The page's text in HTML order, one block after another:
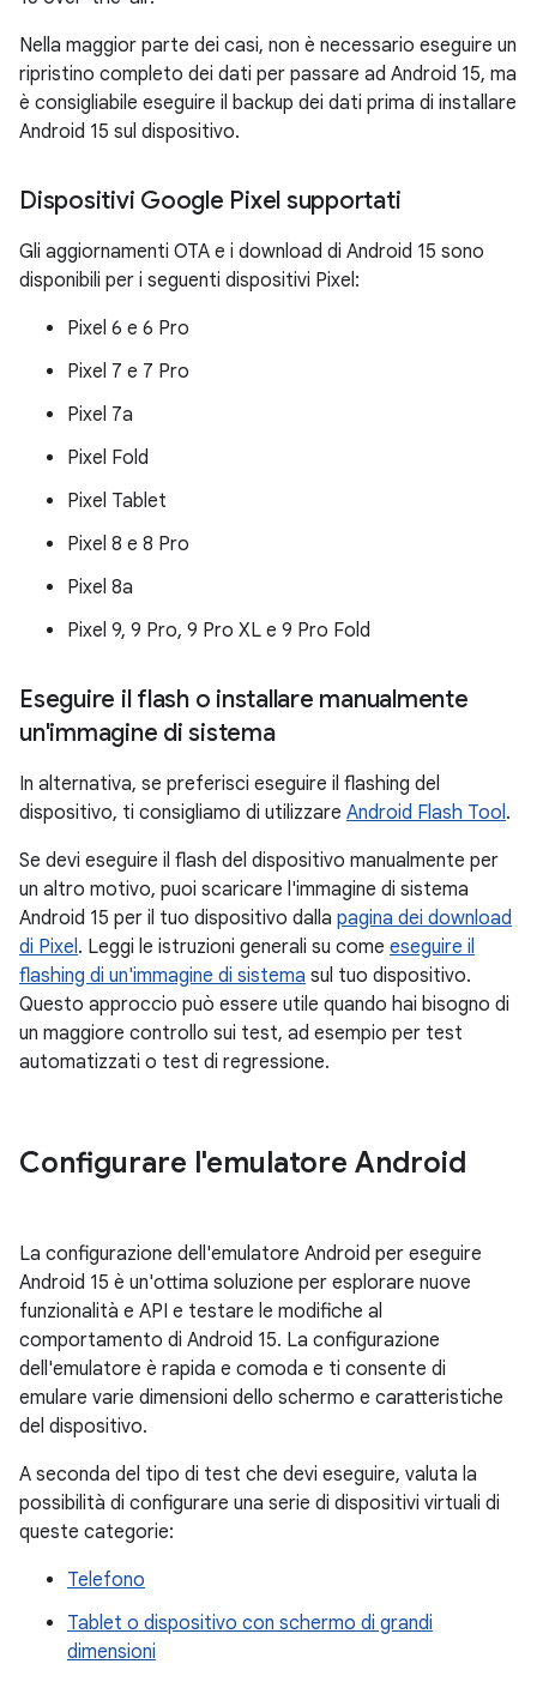
Nella maggior parte dei casi, non è necessario eseguire un
ripristino completo dei dati per passare ad Android 15, ma
è consigliabile eseguire il backup dei dati prima di installare
Android 15 sul dispositivo.
Dispositivi Google Pixel supportati
Gli aggiornamenti OTA e i download di Android 15 sono
disponibili per i seguenti dispositivi Pixel:
Pixel 6 e 6 Pro
Pixel 7 e 7 Pro
Pixel 7a
Pixel Fold
Pixel Tablet
Pixel 8 e 8 Pro
Pixel 8a
Pixel 9, 9 Pro, 9 Pro XL e 9 Pro Fold
Eseguire il flash o installare manualmente
un'immagine di sistema
In alternativa, se preferisci eseguire il flashing del
dispositivo, ti consigliamo di utilizzare Android Flash Tool.
Se devi eseguire il flash del dispositivo manualmente per
un altro motivo, puoi scaricare l'immagine di sistema
Android 15 per il tuo dispositivo dalla pagina dei download
di Pixel. Leggi le istruzioni generali su come eseguire il
flashing di un'immagine di sistema sul tuo dispositivo.
Questo approccio può essere utile quando hai bisogno di
un maggiore controllo sui test, ad esempio per test
automatizzati o test di regressione.
Configurare l'emulatore Android
La configurazione dell'emulatore Android per eseguire
Android 15 è un'ottima soluzione per esplorare nuove
funzionalità e API e testare le modifiche al
comportamento di Android 15. La configurazione
dell'emulatore è rapida e comoda e ti consente di
emulare varie dimensioni dello schermo e caratteristiche
del dispositivo.
A seconda del tipo di test che devi eseguire, valuta la
possibilità di configurare una serie di dispositivi virtuali di
queste categorie:
Telefono
Tablet o dispositivo con schermo di grandi
dimensioni